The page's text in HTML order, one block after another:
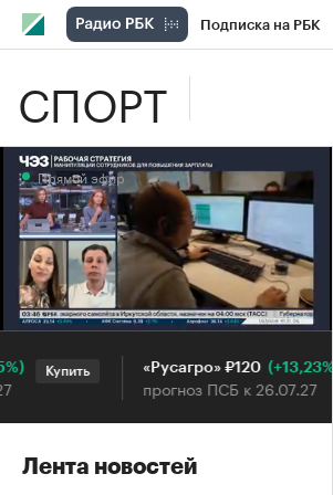
Подписка на РБК
Конференции СПб
Рынок наличной
СПОРТ
Прямой эфир
Прямой эфир
Купить «Русагро» ₽120 (+13,23%)
прогноз ПСБ к 26.07.27
Лента новостей